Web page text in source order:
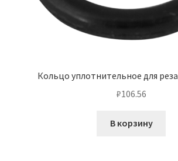
Кольцо уплотнительное для
₽106.56
В корзину